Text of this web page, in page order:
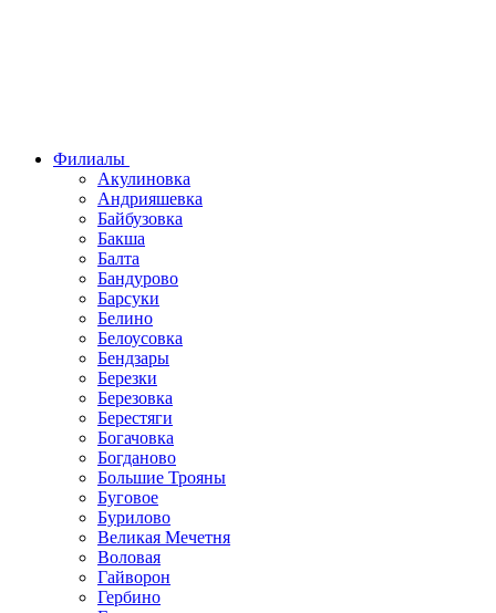
Филиалы
Акулиновка
Андрияшевка
Байбузовка
Бакша
Балта
Бандурово
Барсуки
Белино
Белоусовка
Бендзары
Березки
Березовка
Берестяги
Богачовка
Богданово
Большие Трояны
Буговое
Бурилово
Великая Мечетня
Воловая
Гайворон
Гербино